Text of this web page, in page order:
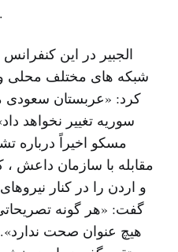
الجبیر در این
شبکه های مختلف محلی
کرد: «عربستان سعودی
سوریه تغییر نخواهد
مسکو اخیراً درباره
مقابله با سازمان داعش
و اردن را در کنار
گفت: «هر گونه
هیچ عنوان صحت